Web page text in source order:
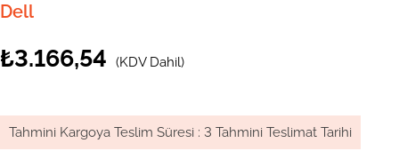
Dell
₺3.166,54 (KDV Dahil)
Tahmini Kargoya Teslim Süresi : 3 Tahmini Teslimat Tarihi